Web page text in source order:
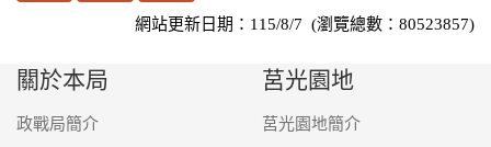
網站更新日期：115/8/7 (瀏覽總數：80523857)
關於本局
政戰局簡介
莒光園地
莒光園地簡介